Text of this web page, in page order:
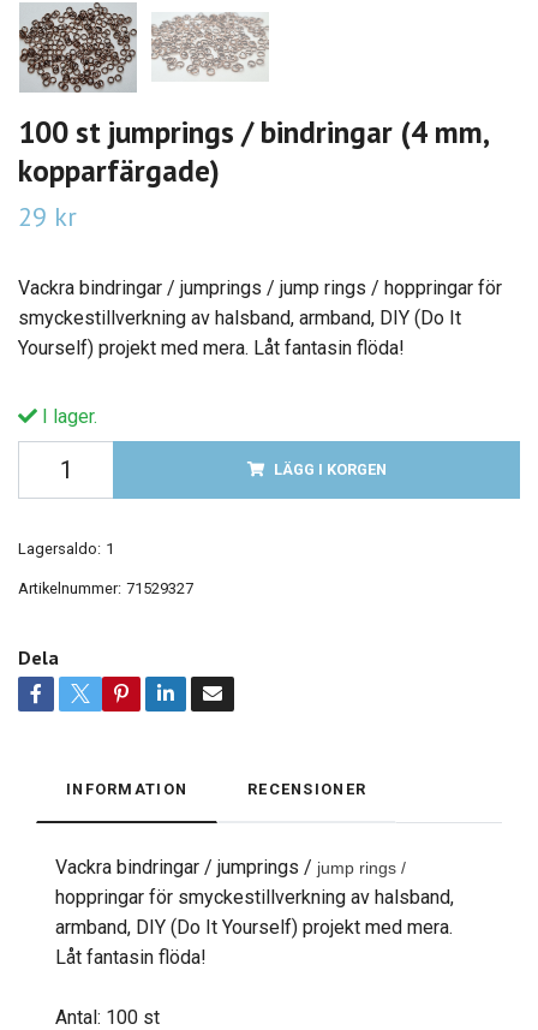
100 st jumprings / bindringar (4 mm,
kopparfärgade)
29 kr
Vackra bindringar / jumprings / jump rings / hoppringar för
smyckestillverkning av halsband, armband, DIY (Do It
Yourself) projekt med mera. Låt fantasin flöda!
I lager.
LÄGG I KORGEN
Lagersaldo: 1
Artikelnummer: 71529327
Dela
INFORMATION RECENSIONER
Vackra bindringar / jumprings / jump rings /
hoppringar för smyckestillverkning av halsband,
armband, DIY (Do It Yourself) projekt med mera.
Låt fantasin flöda!
Antal: 100 st